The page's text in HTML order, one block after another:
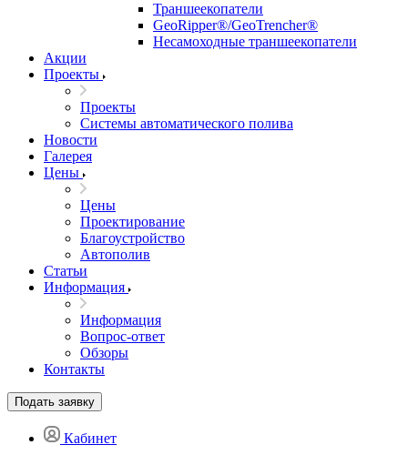
Траншеекопатели
GeoRipper®/GeoTrencher®
Несамоходные траншеекопатели
Акции
Проекты
Проекты
Системы автоматического полива
Новости
Галерея
Цены
Цены
Проектирование
Благоустройство
Автополив
Статьи
Информация
Информация
Вопрос-ответ
Обзоры
Контакты
Подать заявку
Кабинет